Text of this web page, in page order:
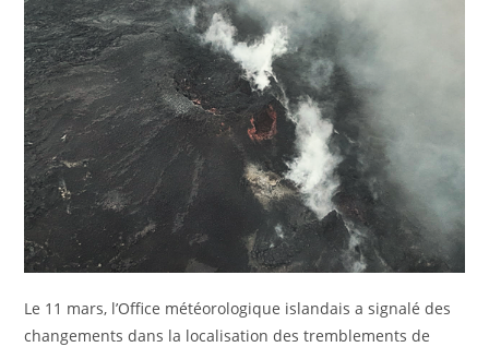
Le 11 mars, l’Office météorologique islandais a signalé des
changements dans la localisation des tremblements de